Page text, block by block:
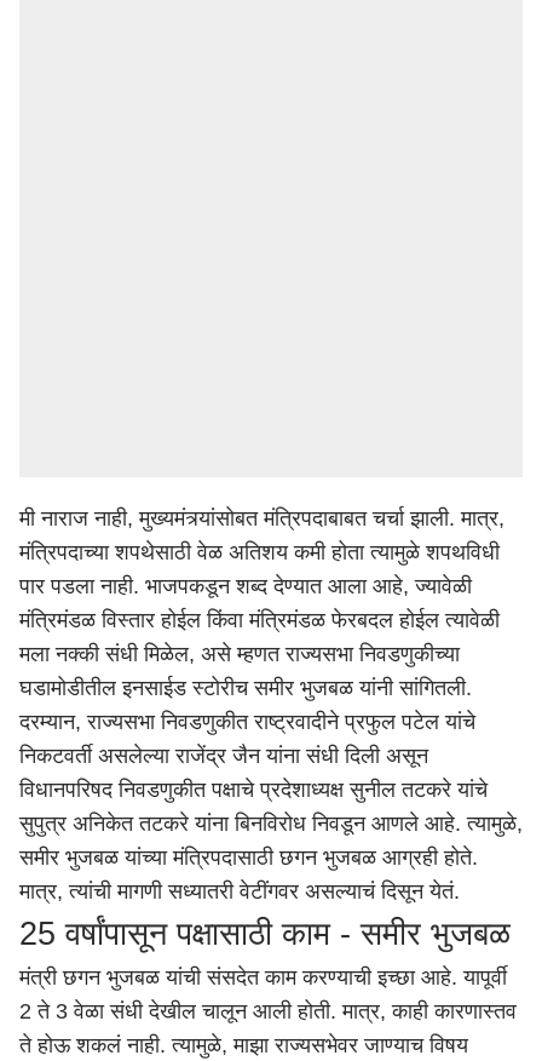
मी नाराज नाही, मुख्यमंत्र्यांसोबत मंत्रिपदाबाबत चर्चा झाली. मात्र,
मंत्रिपदाच्या शपथेसाठी वेळ अतिशय कमी होता त्यामुळे शपथविधी
पार पडला नाही. भाजपकडून शब्द देण्यात आला आहे, ज्यावेळी
मंत्रिमंडळ विस्तार होईल किंवा मंत्रिमंडळ फेरबदल होईल त्यावेळी
मला नक्की संधी मिळेल, असे म्हणत राज्यसभा निवडणुकीच्या
घडामोडीतील इनसाईड स्टोरीच समीर भुजबळ यांनी सांगितली.
दरम्यान, राज्यसभा निवडणुकीत राष्ट्रवादीने प्रफुल पटेल यांचे
निकटवर्ती असलेल्या राजेंद्र जैन यांना संधी दिली असून
विधानपरिषद निवडणुकीत पक्षाचे प्रदेशाध्यक्ष सुनील तटकरे यांचे
सुपुत्र अनिकेत तटकरे यांना बिनविरोध निवडून आणले आहे. त्यामुळे,
समीर भुजबळ यांच्या मंत्रिपदासाठी छगन भुजबळ आग्रही होते.
मात्र, त्यांची मागणी सध्यातरी वेटींगवर असल्याचं दिसून येतं.
25 वर्षांपासून पक्षासाठी काम - समीर भुजबळ
मंत्री छगन भुजबळ यांची संसदेत काम करण्याची इच्छा आहे. यापूर्वी
2 ते 3 वेळा संधी देखील चालून आली होती. मात्र, काही कारणास्तव
ते होऊ शकलं नाही. त्यामुळे, माझा राज्यसभेवर जाण्याच विषय